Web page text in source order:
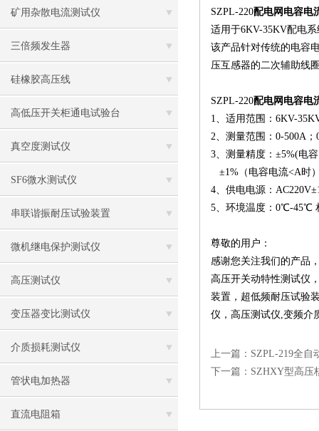
矿用杂散电流测试仪
三倍频发生器
硅橡胶高压线
高低压开关柜通电试验台
真空度测试仪
SF6微水测试仪
串联谐振耐压试验装置
微机继电保护测试仪
高压测试仪
变压器变比测试仪
介质损耗测试仪
管状电加热器
直流电阻箱
SZPL-220配电网电容电
适用于6KV-35KV配电
该产品针对传统的电容
压互感器的二次辅助线
SZPL-220配电网电容电
1、适用范围：6KV-
2、测量范围：0-500A；
3、测量精度：±5%(电
±1%（电容电流<A时
4、供电电源：
5、环境温度：0℃-45℃
尊敬的用户：
感谢您关注我们的产品
高压开关动特性测试仪
装置 ， 超低频耐压试验
仪 ， 高压测试仪,变频介
上一篇： SZPL-219全自
下一篇： SZHXY型高压